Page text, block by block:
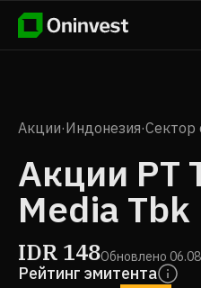
Акции·Индонезия·Сектор
Акции PT
Media Tbk
IDR 148Обновлено
Рейтинг эмитента